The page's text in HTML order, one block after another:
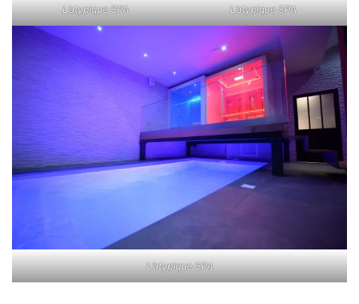
L’atypique SPA L’atypique SPA
L’atypique SPA